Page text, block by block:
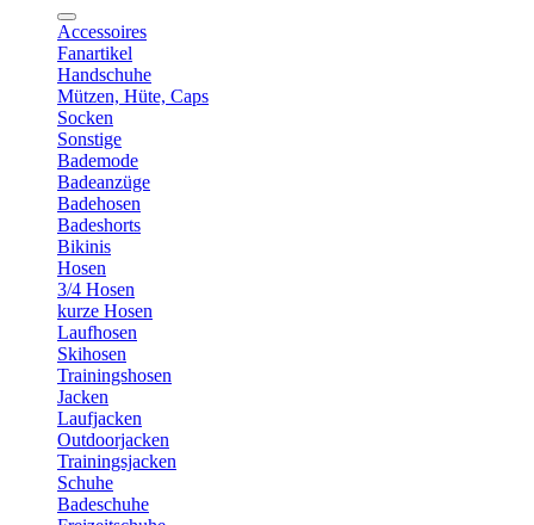
Accessoires
Fanartikel
Handschuhe
Mützen, Hüte, Caps
Socken
Sonstige
Bademode
Badeanzüge
Badehosen
Badeshorts
Bikinis
Hosen
3/4 Hosen
kurze Hosen
Laufhosen
Skihosen
Trainingshosen
Jacken
Laufjacken
Outdoorjacken
Trainingsjacken
Schuhe
Badeschuhe